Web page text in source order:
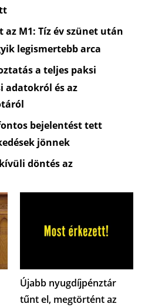
M1: Tíz év szünet után
legismertebb arca
a teljes paksi
adatokról és az
bejelentést tett
jönnek
döntés az
Újabb nyugdíjpénztár
tűnt el, megtörtént az